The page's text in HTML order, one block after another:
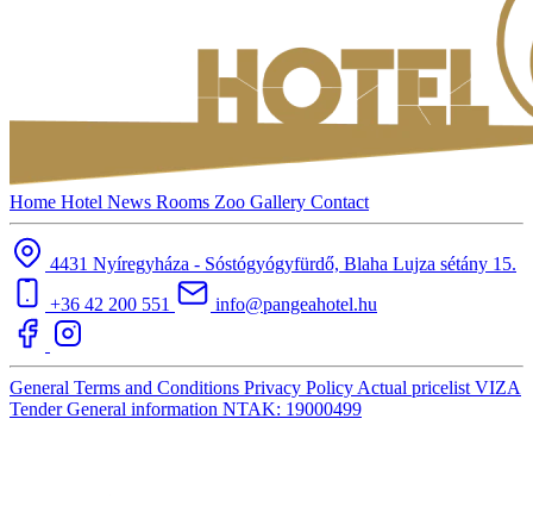
Home Hotel News Rooms Zoo Gallery Contact
4431 Nyíregyháza - Sóstógyógyfürdő, Blaha Lujza sétány 15.
+36 42 200 551
info@pangeahotel.hu
General Terms and Conditions Privacy Policy Actual pricelist VIZA
TenderGeneral information NTAK: 19000499